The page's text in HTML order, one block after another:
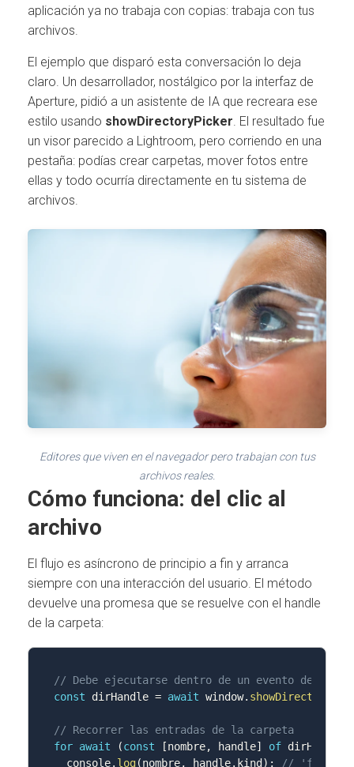
aplicación ya no trabaja con copias: trabaja con tus
archivos.
El ejemplo que disparó esta conversación lo deja
claro. Un desarrollador, nostálgico por la interfaz de
Aperture, pidió a un asistente de IA que recreara ese
estilo usando showDirectoryPicker. El resultado fue
un visor parecido a Lightroom, pero corriendo en una
pestaña: podías crear carpetas, mover fotos entre
ellas y todo ocurría directamente en tu sistema de
archivos.
Editores que viven en el navegador pero trabajan con tus
archivos reales.
Cómo funciona: del clic al
archivo
El flujo es asíncrono de principio a fin y arranca
siempre con una interacción del usuario. El método
devuelve una promesa que se resuelve con el handle
de la carpeta:
// Debe ejecutarse dentro de un evento de
const dirHandle = await window.
// Recorrer las entradas de la carpeta
for await (const [nombre, handle] of dirHandle
  console
. log(nombre, handle. kind ) ;
// 'file' o